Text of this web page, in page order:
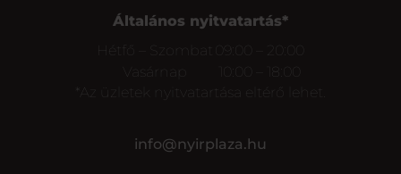
Általános nyitvatartás*
Hétfő – Szombat
09:00 – 20:00
Vasárnap
*Az üzletek nyitvatartása eltérő lehet.
info@nyirplaza.hu